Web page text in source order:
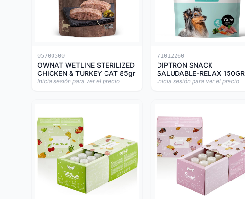
05700500
OWNAT WETLINE STERILIZED
CHICKEN & TURKEY CAT 85gr
Inicia sesión para ver el precio
71012260
DIPTRON SNACK
SALUDABLE-RELAX 150GR
Inicia sesión para ver el precio